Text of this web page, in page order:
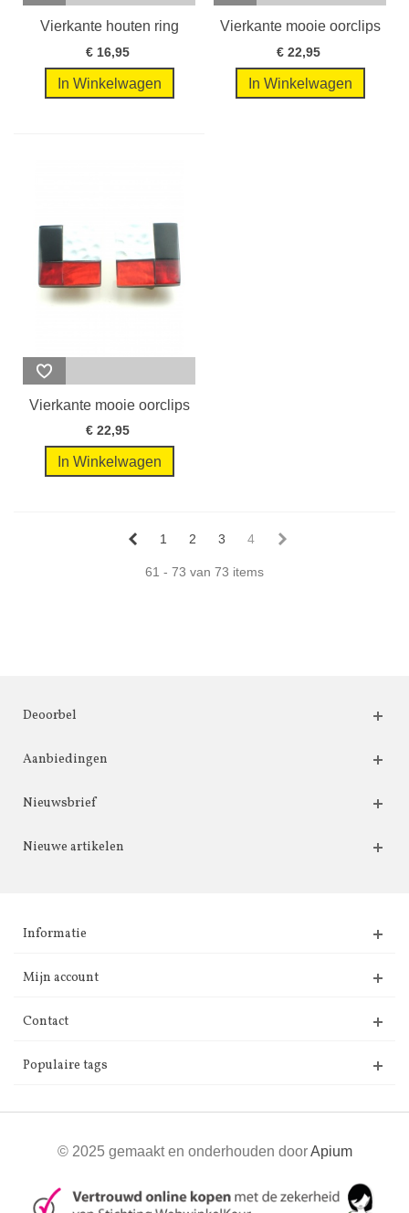
Vierkante houten ring
met...
€ 16,95
In Winkelwagen
Vierkante mooie oorclips
met...
€ 22,95
In Winkelwagen
Vierkante mooie oorclips
met...
€ 22,95
In Winkelwagen
1 2 3 4
61 - 73 van 73 items
Deoorbel
Aanbiedingen
Nieuwsbrief
Nieuwe artikelen
Informatie
Mijn account
Contact
Populaire tags
© 2025 gemaakt en onderhouden doorApium